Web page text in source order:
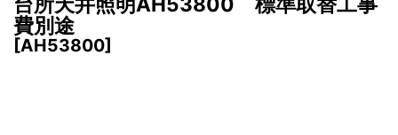
費別途
[AH53800]